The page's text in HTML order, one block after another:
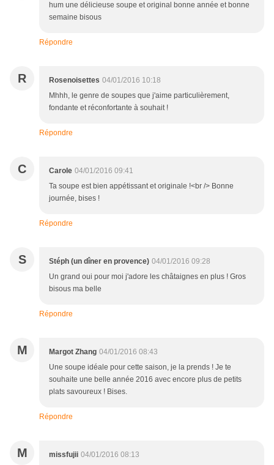
hum une délicieuse soupe et original bonne année et bonne
semaine bisous
Répondre
R Rosenoisettes 04/01/2016 10:18
Mhhh, le genre de soupes que j'aime particulièrement,
fondante et réconfortante à souhait !
Répondre
C Carole 04/01/2016 09:41
Ta soupe est bien appétissant et originale !<br /> Bonne
journée, bises !
Répondre
S Stéph (un dîner en provence) 04/01/2016 09:28
Un grand oui pour moi j'adore les châtaignes en plus ! Gros
bisous ma belle
Répondre
M Margot Zhang 04/01/2016 08:43
Une soupe idéale pour cette saison, je la prends ! Je te
souhaite une belle année 2016 avec encore plus de petits
plats savoureux ! Bises.
Répondre
M missfujii 04/01/2016 08:13